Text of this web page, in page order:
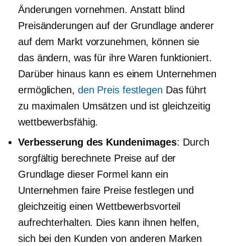
Änderungen vornehmen. Anstatt blind
Preisänderungen auf der Grundlage anderer
auf dem Markt vorzunehmen, können sie
das ändern, was für ihre Waren funktioniert.
Darüber hinaus kann es einem Unternehmen
ermöglichen, den Preis festlegen Das führt
zu maximalen Umsätzen und ist gleichzeitig
wettbewerbsfähig.
Verbesserung des Kundenimages: Durch
sorgfältig berechnete Preise auf der
Grundlage dieser Formel kann ein
Unternehmen faire Preise festlegen und
gleichzeitig einen Wettbewerbsvorteil
aufrechterhalten. Dies kann ihnen helfen,
sich bei den Kunden von anderen Marken